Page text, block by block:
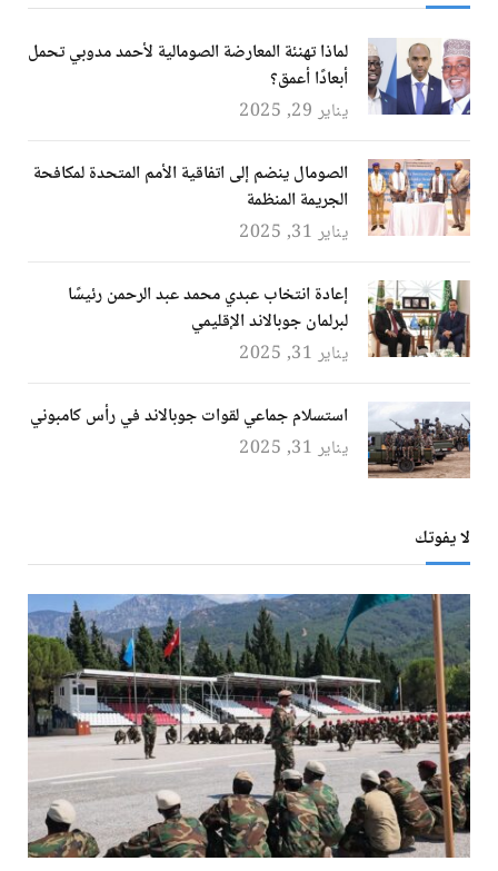
لماذا تهنئة المعارضة الصومالية لأحمد مدوبي تحمل
أبعادًا أعمق؟
يناير 29, 2025
الصومال ينضم إلى اتفاقية الأمم المتحدة لمكافحة
الجريمة المنظمة
يناير 31, 2025
إعادة انتخاب عبدي محمد عبد الرحمن رئيسًا
لبرلمان جوبالاند الإقليمي
يناير 31, 2025
استسلام جماعي لقوات جوبالاند في رأس كامبوني
يناير 31, 2025
لا يفوتك